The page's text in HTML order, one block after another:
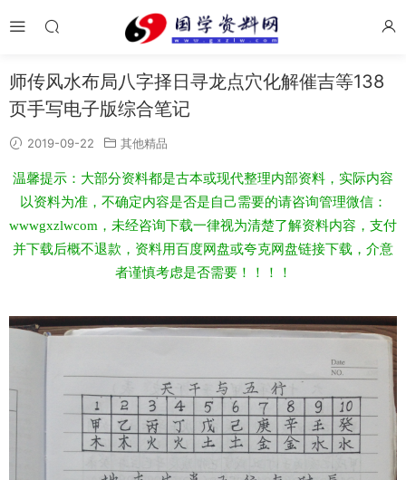
师传风水布局八字择日寻龙点穴化解催吉等138
页手写电子版综合笔记
2019-09-22 其他精品
温馨提示：大部分资料都是古本或现代整理内部资料，实际内容
以资料为准，不确定内容是否是自己需要的请咨询管理微信：
wwwgxzlwcom，未经咨询下载一律视为清楚了解资料内容，支付
并下载后概不退款，资料用百度网盘或夸克网盘链接下载，介意
者谨慎考虑是否需要！！！！